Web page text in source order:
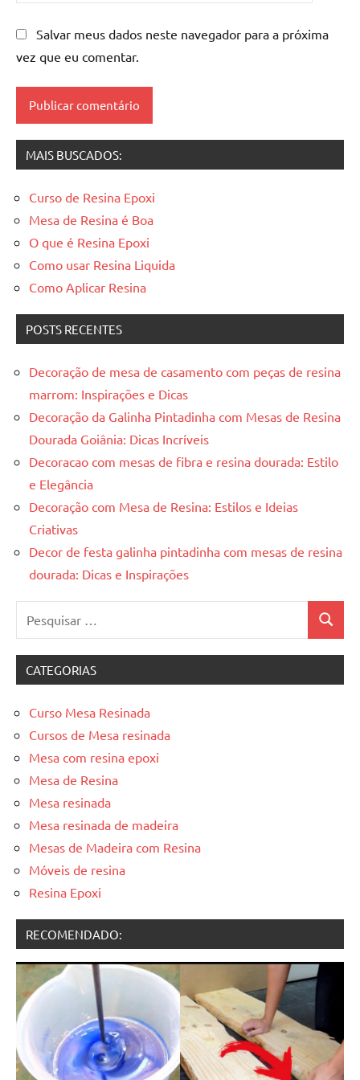
de
madeira
mesas
resinadas
Salvar meus dados neste navegador para a próxima
vez que eu comentar.
MAIS BUSCADOS:
Curso de Resina Epoxi
Mesa de Resina é Boa
O que é Resina Epoxi
Como usar Resina Liquida
Como Aplicar Resina
POSTS RECENTES
Decoração de mesa de casamento com peças de resina
marrom: Inspirações e Dicas
Decoração da Galinha Pintadinha com Mesas de Resina
Dourada Goiânia: Dicas Incríveis
Decoracao com mesas de fibra e resina dourada: Estilo
e Elegância
Decoração com Mesa de Resina: Estilos e Ideias
Criativas
Decor de festa galinha pintadinha com mesas de resina
dourada: Dicas e Inspirações
CATEGORIAS
Curso Mesa Resinada
Cursos de Mesa resinada
Mesa com resina epoxi
Mesa de Resina
Mesa resinada
Mesa resinada de madeira
Mesas de Madeira com Resina
Móveis de resina
Resina Epoxi
RECOMENDADO: